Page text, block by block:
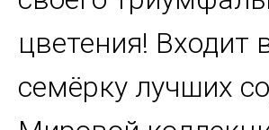
цветения! Входит
семёрку лучших